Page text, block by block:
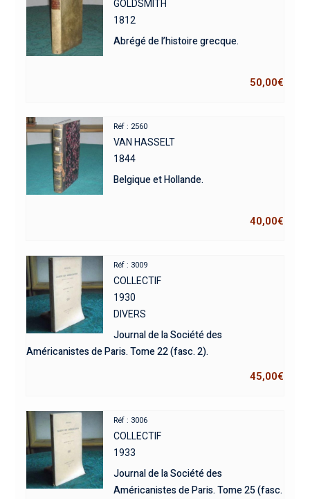
GOLDSMITH
1812
Abrégé de l’histoire grecque.
50,00€
Réf : 2560
VAN HASSELT
1844
Belgique et Hollande.
40,00€
Réf : 3009
COLLECTIF
1930
DIVERS
Journal de la Société des
Américanistes de Paris. Tome 22 (fasc. 2).
45,00€
Réf : 3006
COLLECTIF
1933
Journal de la Société des
Américanistes de Paris. Tome 25 (fasc.